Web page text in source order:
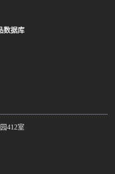
数据库
412室